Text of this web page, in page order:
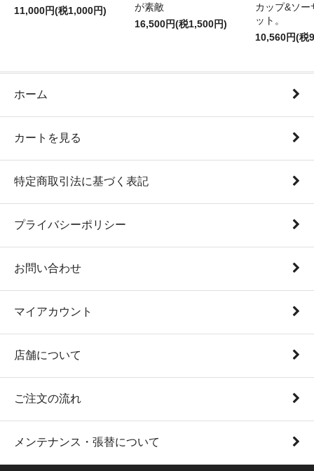
11,000円(税1,000円)
が素敵
16,500円(税1,500円)
カップ&ソー
ット。
10,560円(税
ホーム
カートを見る
特定商取引法に基づく表記
プライバシーポリシー
お問い合わせ
マイアカウント
店舗について
ご注文の流れ
メンテナンス・張替について